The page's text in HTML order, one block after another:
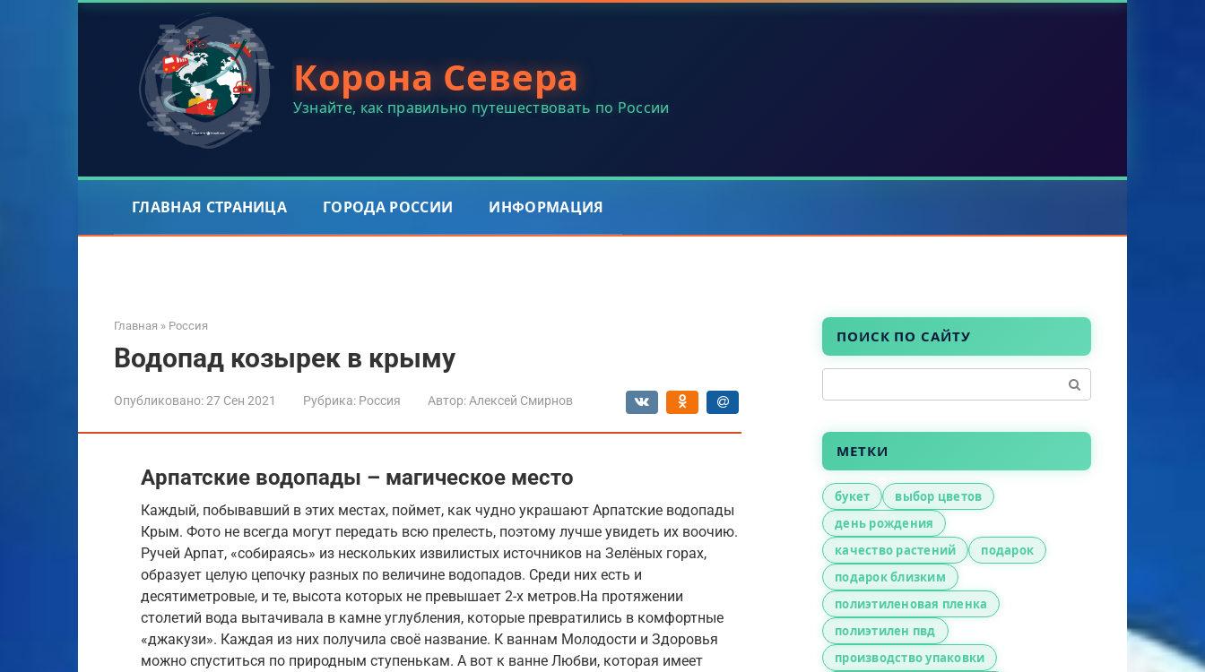
Корона Севера
Узнайте, как правильно путешествовать по России
ГЛАВНАЯ СТРАНИЦА ГОРОДА РОССИИ ИНФОРМАЦИЯ
Главная » Россия
Водопад козырек в крыму
Опубликовано:27 Сен 2021 Рубрика: Россия Автор: Алексей Смирнов
Арпатские водопады – магическое место
Каждый, побывавший в этих местах, поймет, как чудно украшают Арпатские водопады
Крым. Фото не всегда могут передать всю прелесть, поэтому лучше увидеть их воочию.
Ручей Арпат, «собираясь» из нескольких извилистых источников на Зелёных горах,
образует целую цепочку разных по величине водопадов. Среди них есть и
десятиметровые, и те, высота которых не превышает 2-х метров.На протяжении
столетий вода вытачивала в камне углубления, которые превратились в комфортные
«джакузи». Каждая из них получила своё название. К ваннам Молодости и Здоровья
можно спуститься по природным ступенькам. А вот к ванне Любви, которая имеет
ПОИСК ПО САЙТУ
МЕТКИ
букет
выбор цветов
день рождения
качество растений
подарок
подарок близким
полиэтиленовая пленка
полиэтилен пвд
производство упаковки